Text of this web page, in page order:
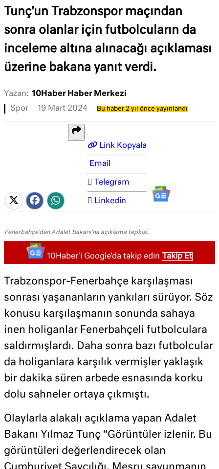
Tunç'un Trabzonspor maçından
sonra olanlar için futbolcuların da
inceleme altına alınacağı açıklaması
üzerine bakana yanıt verdi.
Yazan: 10Haber Haber Merkezi
Spor
19 Mart 2024 Bu haber 2 yıl önce yayınlandı
Link Kopyala
Email
Telegram
Linkedin
Fenerbahçe'den Adalet Bakanı'na açıklama tepkisi.
10Haber'i Google'da takip edin Takip Et
Trabzonspor-Fenerbahçe karşılaşması
sonrası yaşananların yankıları sürüyor. Söz
konusu karşılaşmanın sonunda sahaya
inen holiganlar Fenerbahçeli futbolculara
saldırmışlardı. Daha sonra bazı futbolcular
da holiganlara karşılık vermişler yaklaşık
bir dakika süren arbede esnasında korku
dolu sahneler ortaya çıkmıştı.
Olaylarla alakalı açıklama yapan Adalet
Bakanı Yılmaz Tunç “Görüntüler izlenir. Bu
görüntüleri değerlendirecek olan